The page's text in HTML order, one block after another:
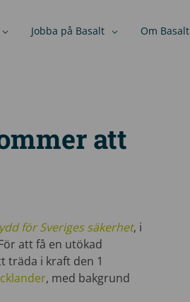
Jobba på Basalt Om Basalt
att
för Sveriges säkerhet, i
att få en utökad
träda i kraft den 1
, med bakgrund